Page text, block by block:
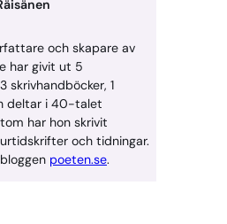
och skapare av
har givit ut 5
skrivhandböcker, 1
deltar i 40-talet
har hon skrivit
och tidningar.
poeten.se.